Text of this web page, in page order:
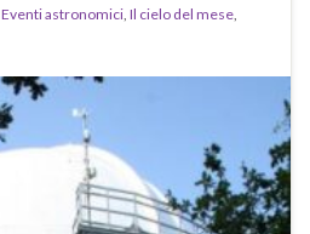
Eventi astronomici, Il cielo del mese,